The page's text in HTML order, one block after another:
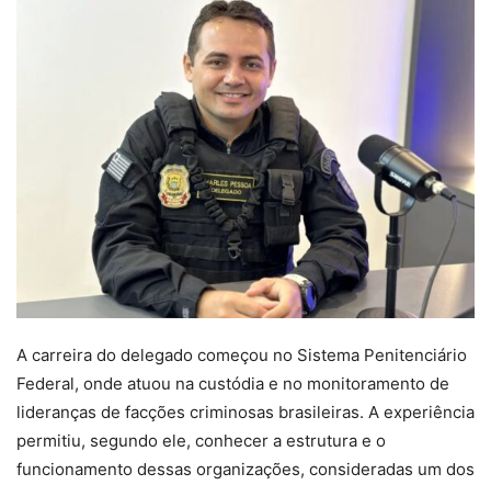
A carreira do delegado começou no Sistema Penitenciário
Federal, onde atuou na custódia e no monitoramento de
lideranças de facções criminosas brasileiras. A experiência
permitiu, segundo ele, conhecer a estrutura e o
funcionamento dessas organizações, consideradas um dos